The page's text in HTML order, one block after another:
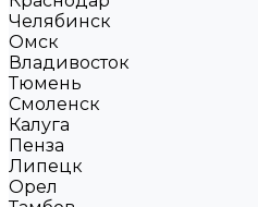
Челябинск
Омск
Владивосток
Тюмень
Смоленск
Калуга
Пенза
Липецк
Орел